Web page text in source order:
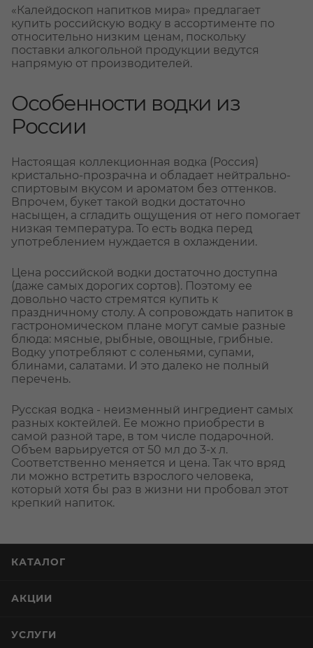
«Калейдоскоп напитков мира» предлагает
купить российскую водку в ассортименте по
относительно низким ценам, поскольку
поставки алкогольной продукции ведутся
напрямую от производителей.
Особенности водки из
России
Настоящая коллекционная водка (Россия)
кристально-прозрачна и обладает нейтрально-
спиртовым вкусом и ароматом без оттенков.
Впрочем, букет такой водки достаточно
насыщен, а сгладить ощущения от него помогает
низкая температура. То есть водка перед
употреблением нуждается в охлаждении.
Цена российской водки достаточно доступна
(даже самых дорогих сортов). Поэтому ее
довольно часто стремятся купить к
праздничному столу. А сопровождать напиток в
гастрономическом плане могут самые разные
блюда: мясные, рыбные, овощные, грибные.
Водку употребляют с соленьями, супами,
блинами, салатами. И это далеко не полный
перечень.
Русская водка - неизменный ингредиент самых
разных коктейлей. Ее можно приобрести в
самой разной таре, в том числе подарочной.
Объем варьируется от 50 мл до 3-х л.
Соответственно меняется и цена. Так что вряд
ли можно встретить взрослого человека,
который хотя бы раз в жизни ни пробовал этот
крепкий напиток.
КАТАЛОГ
АКЦИИ
УСЛУГИ